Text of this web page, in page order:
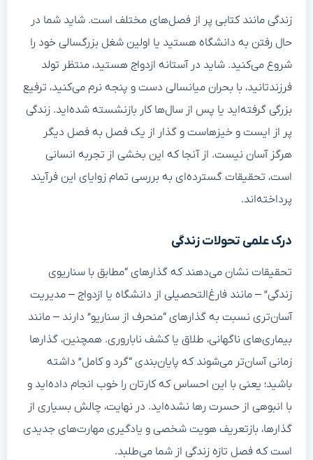
زندگی مانند کتابی پر از فصل‌های مختلف است. شاید شما در
حال رفتن به دانشگاه هستید یا اولین شغل بزرگسالی خود را
شروع می‌کنید. شاید در آستانه ازدواج هستید، منتظر تولد
فرزندتانید، با بحران میانسالی دست و پنجه نرم می‌کنید، ترفیع
بزرگی گرفته‌اید یا پس از سال‌ها کار بازنشسته شده‌اید. زندگی
پر از ایست و خیزهاست و گذار از یک فصل به فصل دیگر
هرگز آسان نیست. از آنجا که این بخشی از تجربه انسانی
است، تحقیقات گسترده‌ای به بررسی تمام زوایای این فرآیند
پرداخته‌اند.
درک علمی تحولات زندگی
تحقیقات نشان می‌دهند که گذارهای “مطابق با سناریوی
زندگی” – مانند فارغ‌التحصیلی از دانشگاه یا ازدواج – مدیریت
آسان‌تری نسبت به گذارهای “منحرف از سناریو” دارند – مانند
بیماری‌های ناگهانی، طلاق یا کشف ناباروری. همچنین، گذارها
زمانی آسان‌تر می‌شوند که پایان‌بندی “گرد و کامل” داشته
باشید؛ یعنی با این احساس که کارتان را خوب انجام داده‌اید و
با انبوهی از حسرت رها نشده‌اید. در نهایت، چالش بسیاری از
گذارها، بازتعریف هویت شخصی و یادگیری مهارت‌های جدیدی
است که فصل تازه زندگی از شما می‌طلبد.